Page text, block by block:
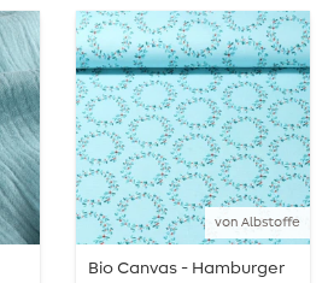
von Albstoffe
Bio Canvas - Hamburger